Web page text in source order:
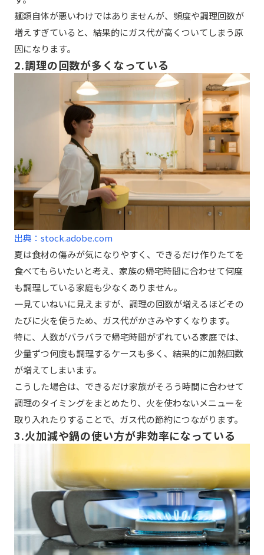
麺類自体が悪いわけではありませんが、頻度や調理回数が
増えすぎていると、結果的にガス代が高くついてしまう原
因になります。
2.調理の回数が多くなっている
出典：stock.adobe.com
夏は食材の傷みが気になりやすく、できるだけ作りたてを
食べてもらいたいと考え、家族の帰宅時間に合わせて何度
も調理している家庭も少なくありません。
一見ていねいに見えますが、調理の回数が増えるほどその
たびに火を使うため、ガス代がかさみやすくなります。
特に、人数がバラバラで帰宅時間がずれている家庭では、
少量ずつ何度も調理するケースも多く、結果的に加熱回数
が増えてしまいます。
こうした場合は、できるだけ家族がそろう時間に合わせて
調理のタイミングをまとめたり、火を使わないメニューを
取り入れたりすることで、ガス代の節約につながります。
3.火加減や鍋の使い方が非効率になっている